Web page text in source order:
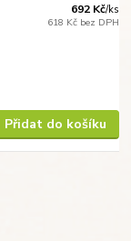
692 Kč/ks
618 Kč bez DPH
Přidat do košíku